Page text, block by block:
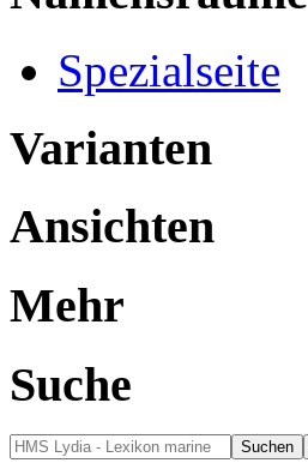
Spezialseite
Varianten
Ansichten
Mehr
Suche